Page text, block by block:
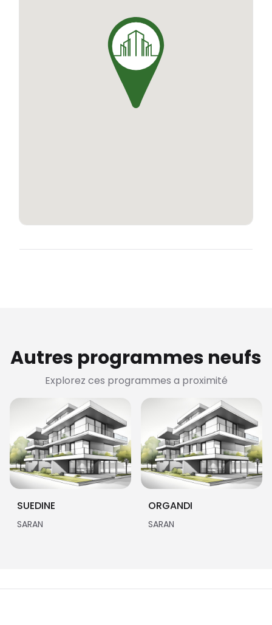
Autres programmes neufs
Explorez ces programmes a proximité
SUEDINE
SARAN
ORGANDI
SARAN